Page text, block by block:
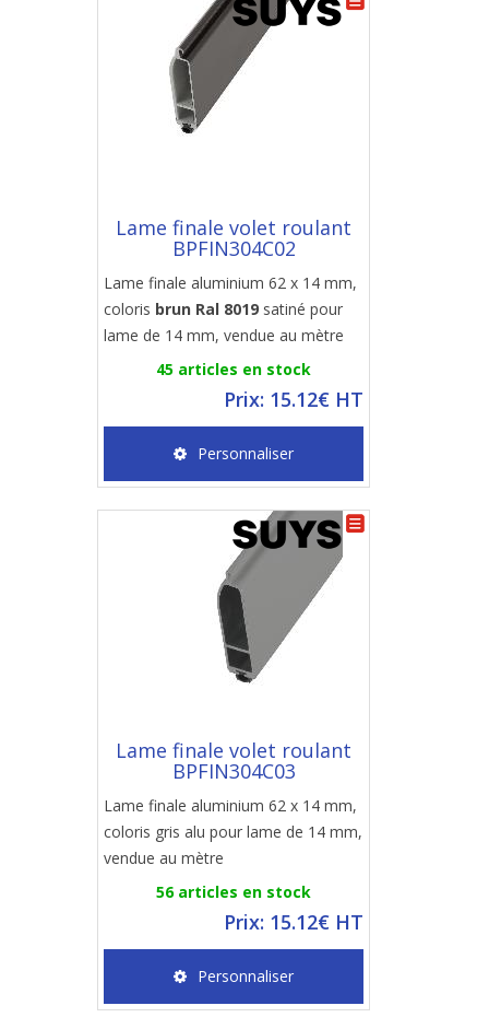
Lame finale volet roulant
BPFIN304C02
Lame finale aluminium 62 x 14 mm,
coloris brun Ral 8019 satiné pour
lame de 14 mm, vendue au mètre
45 articles en stock
Prix: 15.12€ HT
Personnaliser
Lame finale volet roulant
BPFIN304C03
Lame finale aluminium 62 x 14 mm,
coloris gris alu pour lame de 14 mm,
vendue au mètre
56 articles en stock
Prix: 15.12€ HT
Personnaliser